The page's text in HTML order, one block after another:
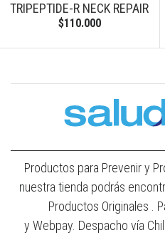
TRIPEPTIDE-R NECK REPAIR
$110.000
Productos para Prevenir y
nuestra tienda podrás
Productos Originales .
y Webpay. Despacho vía